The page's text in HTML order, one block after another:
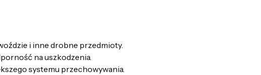
i inne drobne przedmioty.
na uszkodzenia.
systemu przechowywania.